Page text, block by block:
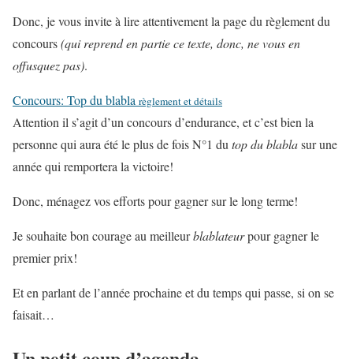
Donc, je vous invite à lire attentivement la page du règlement du
concours(qui reprend en partie ce texte, donc, ne vous en
offusquez pas).
Concours: Top du blabla règlement et détails
Attention il s’agit d’un concours d’endurance, et c’est bien la
personne qui aura été le plus de fois N°1 dutop du blablasur une
année qui remportera la victoire!
Donc, ménagez vos efforts pour gagner sur le long terme!
Je souhaite bon courage au meilleurblablateurpour gagner le
premier prix!
Et en parlant de l’année prochaine et du temps qui passe, si on se
faisait…